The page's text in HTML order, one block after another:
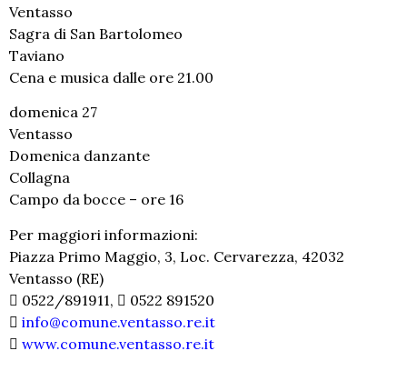
Ventasso
Sagra di San Bartolomeo
Taviano
Cena e musica dalle ore 21.00
domenica 27
Ventasso
Domenica danzante
Collagna
Campo da bocce – ore 16
Per maggiori informazioni:
Piazza Primo Maggio, 3, Loc. Cervarezza, 42032
Ventasso (RE)
0522/891911,
0522 891520
info@comune.ventasso.re.it
www.comune.ventasso.re.it